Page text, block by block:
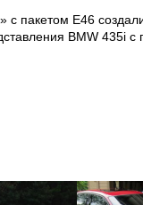
с пакетом Е46
BMW 435i с